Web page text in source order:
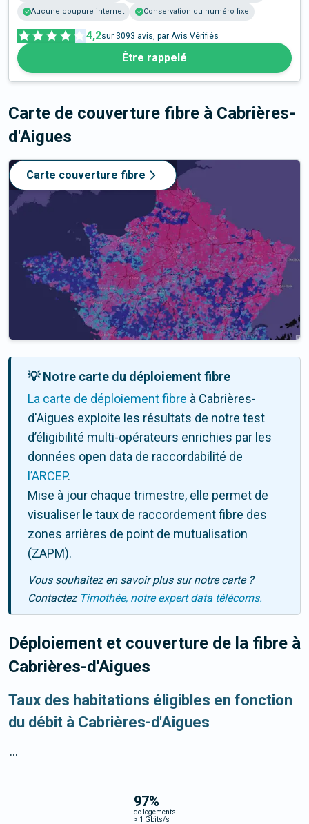
Aucune coupure internet
Conservation du numéro fixe
4,2sur 3093 avis, par Avis Vérifiés
Être rappelé
Carte de couverture fibre à Cabrières-
d'Aigues
Carte couverture fibre
💡 Notre carte du déploiement fibre
La carte de déploiement fibre à Cabrières-
d'Aigues exploite les résultats de notre test
d’éligibilité multi-opérateurs enrichies par les
données open data de raccordabilité de
l’ARCEP.
Mise à jour chaque trimestre, elle permet de
visualiser le taux de raccordement fibre des
zones arrières de point de mutualisation
(ZAPM).
Vous souhaitez en savoir plus sur notre carte ?
Contactez Timothée, notre expert data télécoms.
Déploiement et couverture de la fibre à
Cabrières-d'Aigues
Taux des habitations éligibles en fonction
du débit à Cabrières-d'Aigues
97%
de logements
> 1 Gbits/s
...